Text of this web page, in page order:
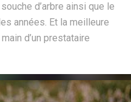
d’arbre ainsi que le
années. Et la meilleure
d’un prestataire